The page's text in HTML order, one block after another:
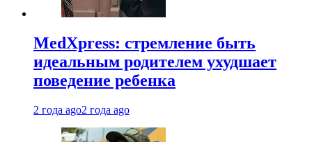
MedXpress: стремление быть
идеальным родителем ухудшает
поведение ребенка
2 года ago2 года ago